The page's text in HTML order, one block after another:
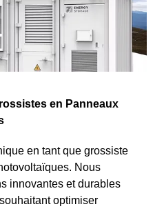
en Panneaux
en tant que grossiste
Nous
innovantes et durables
optimiser